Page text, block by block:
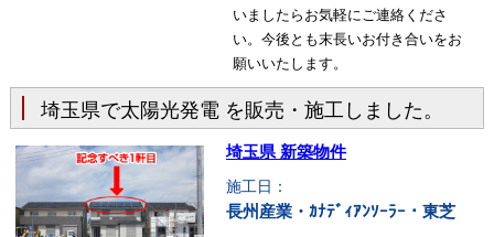
いましたらお気軽にご連絡くださ
い。今後とも末長いお付き合いをお
願いいたします。
埼玉県で太陽光発電 を販売・施工しました。
埼玉県 新築物件
施工日：
長州産業・ｶﾅﾃﾞｨｱﾝｿｰﾗｰ・東芝